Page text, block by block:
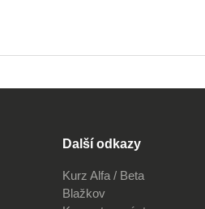
Další odkazy
Kurz Alfa / Beta
Blažkov